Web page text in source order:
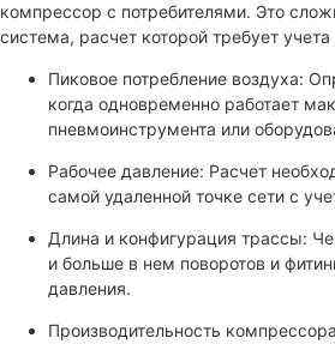
компрессор с потребителями. Это
система, расчет которой требует
Пиковое потребление воздуха:
когда одновременно работает
пневмоинструмента или
Рабочее давление: Расчет
самой удаленной точке сети с
Длина и конфигурация трассы:
и больше в нем поворотов и
давления.
Производительность